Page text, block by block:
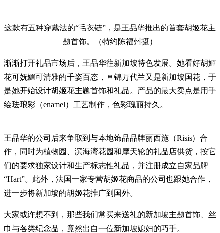
这款有五种穿戴法的“毛衣链”，是王品华推出的首套胡姬花主
题首饰。（特约陈福州摄）
渐渐打开礼品市场后，王品华往新加坡特色发展。她看好胡姬
花可妩媚可清雅的千姿百态，卓锦万代兰又是新加坡国花，于
是她开始设计胡姬花主题首饰和礼品。产品的最大卖点是用手
绘珐琅彩（enamel）工艺制作，色彩瑰丽持久。
王品华的公司后来争取到与本地饰品品牌丽西施（Risis）合
作，同时为植物园、滨海湾花园和摩天轮的礼品店供货，按它
们的要求独家设计和生产标志性礼品，并注册成立自家品牌
“Hart”。此外，法国一家专营胡姬花商品的公司也跟她合作，
进一步将新加坡的胡姬花推广到国外。
大家或许想不到，那些我们常买来送礼的新加坡主题首饰、丝
巾与各类纪念品，竟然出自一位新加坡媳妇的巧手。